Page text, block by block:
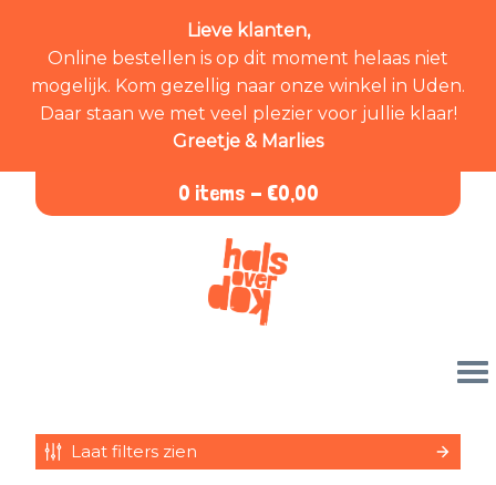
Lieve klanten,
Online bestellen is op dit moment helaas niet
mogelijk. Kom gezellig naar onze winkel in Uden.
Daar staan we met veel plezier voor jullie klaar!
Greetje & Marlies
0 items - €0,00
Laat filters zien